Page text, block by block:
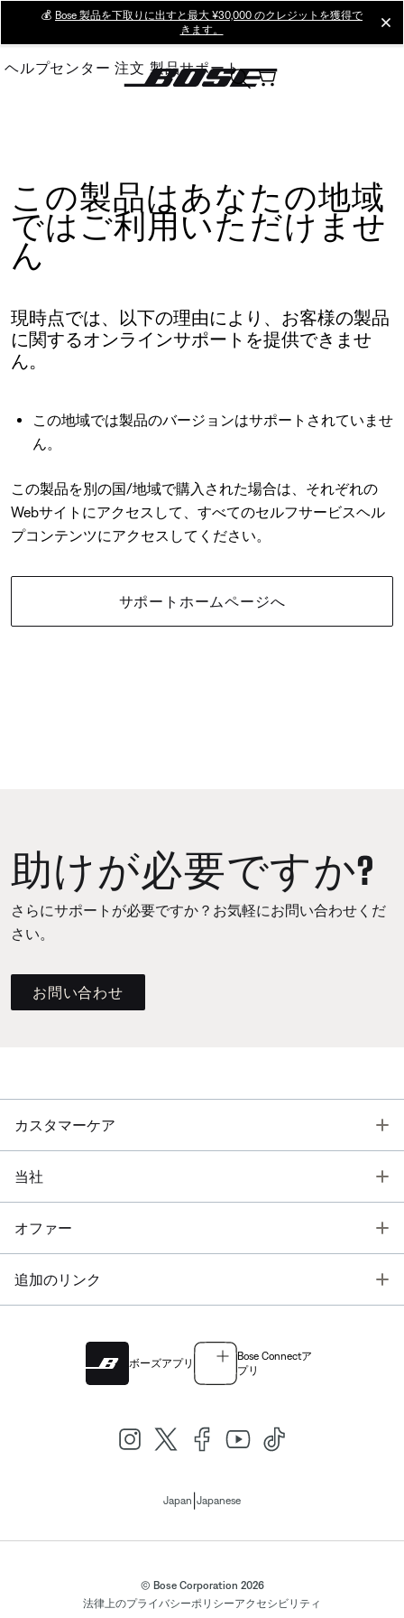
Main
💰 Bose 製品を下取りに出すと最大 ¥30,000 のクレジットを獲得で
きます。
ヘルプセンター 注文 製品サポート
この製品はあなたの地域
ではご利用いただけませ
ん
現時点では、以下の理由により、お客様の製品
に関するオンラインサポートを提供できませ
ん。
この地域では製品のバージョンはサポートされていませ
ん。
この製品を別の国/地域で購入された場合は、それぞれの
Webサイトにアクセスして、すべてのセルフサービスヘル
プコンテンツにアクセスしてください。
サポートホームページへ
助けが必要ですか?
さらにサポートが必要ですか？お気軽にお問い合わせくだ
さい。
お問い合わせ
カスタマーケア
当社
オファー
追加のリンク
ボーズアプリ
Bose Connectア
プリ
Japan Japanese
© Bose Corporation 2026
法律上のプライバシーポリシーアクセシビリティ